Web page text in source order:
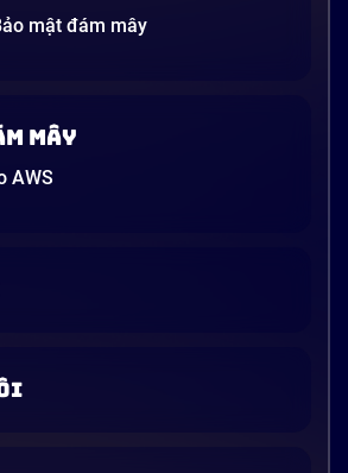
mật đám mây
mây
AWS